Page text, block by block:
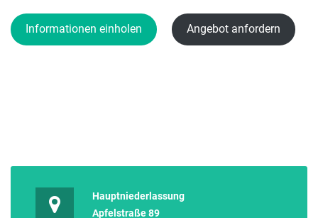
Informationen einholen Angebot anfordern
Hauptniederlassung
Apfelstraße 89